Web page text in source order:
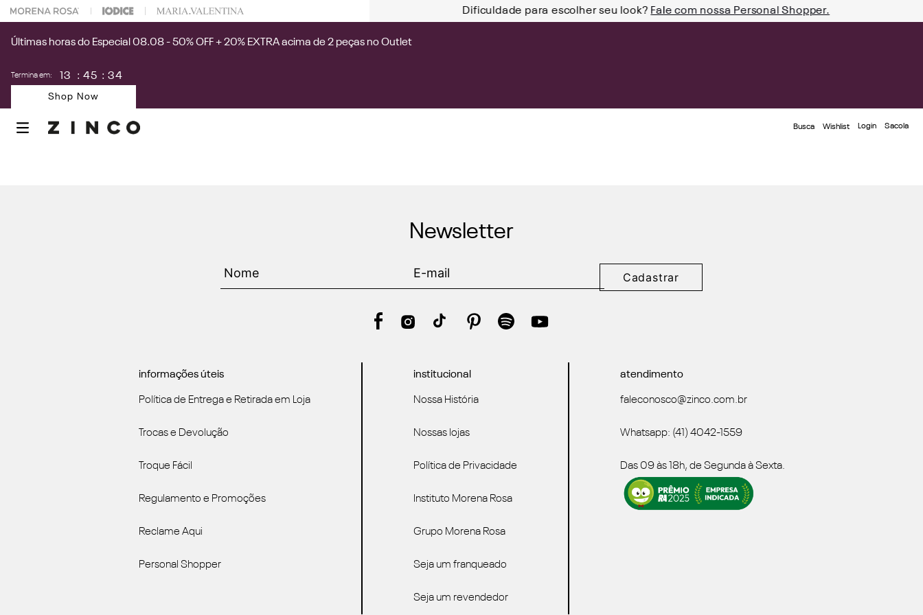
na sua 1° compra usando o cupom: PRIMEIRAZIN Dificuldade para escolher seu look? Fale com nossa Personal Shopper.
Últimas horas do Especial 08.08 - 50% OFF + 20% EXTRA acima de 2 peças no Outlet
Termina em: 13 : 45 : 34
Shop Now
Busca Wishlist Login
Newsletter
Cadastrar
informações úteis
Política de Entrega e Retirada em Loja
Trocas e Devolução
Troque Fácil
Regulamento e Promoções
Reclame Aqui
Personal Shopper
institucional
Nossa História
Nossas lojas
Política de Privacidade
Instituto Morena Rosa
Grupo Morena Rosa
Seja um franqueado
Seja um revendedor
atendimento
faleconosco@zinco.com.br
Whatsapp: (41) 4042-1559
Das 09 às 18h, de Segunda à Sexta.